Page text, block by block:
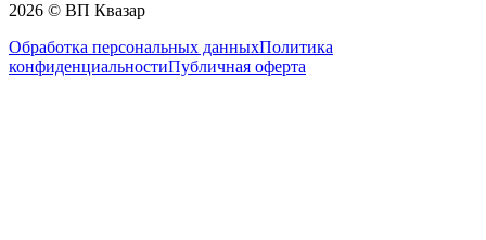
2026 © ВП Квазар
Обработка персональных данныхПолитика
конфиденциальностиПубличная оферта